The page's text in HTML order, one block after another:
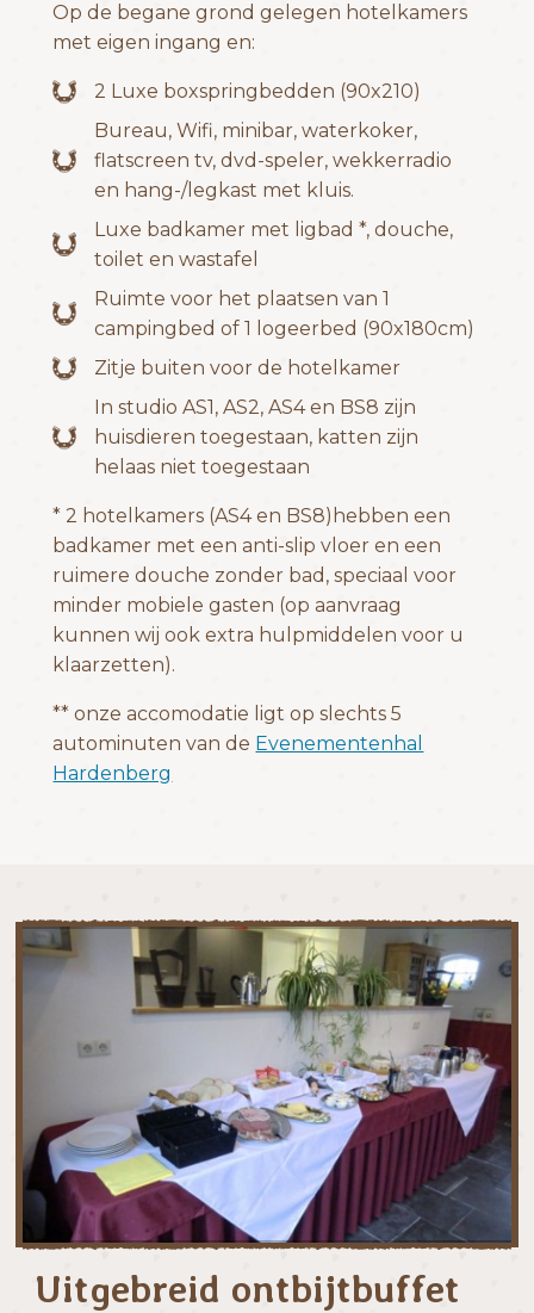
Op de begane grond gelegen hotelkamers
met eigen ingang en:
2 Luxe boxspringbedden (90x210)
Bureau, Wifi, minibar, waterkoker,
flatscreen tv, dvd-speler, wekkerradio
en hang-/legkast met kluis.
Luxe badkamer met ligbad *, douche,
toilet en wastafel
Ruimte voor het plaatsen van 1
campingbed of 1 logeerbed (90x180cm)
Zitje buiten voor de hotelkamer
In studio AS1, AS2, AS4 en BS8 zijn
huisdieren toegestaan, katten zijn
helaas niet toegestaan
* 2 hotelkamers (AS4 en BS8)hebben een
badkamer met een anti-slip vloer en een
ruimere douche zonder bad, speciaal voor
minder mobiele gasten (op aanvraag
kunnen wij ook extra hulpmiddelen voor u
klaarzetten).
** onze accomodatie ligt op slechts 5
autominuten van de Evenementenhal
Hardenberg
Uitgebreid ontbijtbuffet